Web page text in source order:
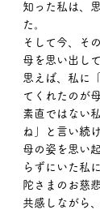
知った私は、
た。
そして今、そ
母を思い出し
思えば、私に
てくれたのが
素直ではない
ね」と言い続
母の姿を思い
らずにいた私
陀さまのお慈
共感しながら